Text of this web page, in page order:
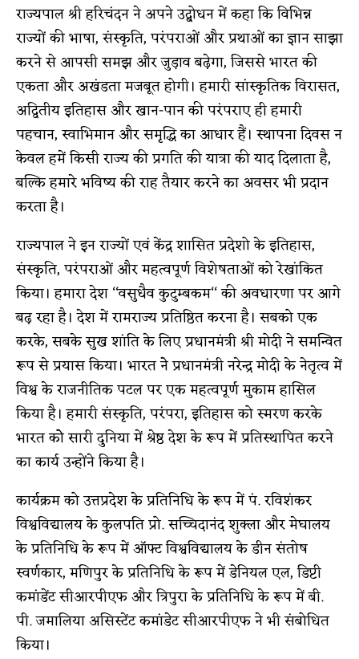
राज्यपाल श्री हरिचंदन ने अपने उद्बोधन में कहा कि विभिन्न
राज्यों की भाषा, संस्कृति, परंपराओं और प्रथाओं का ज्ञान साझा
करने से आपसी समझ और जुड़ाव बढ़ेगा, जिससे भारत की
एकता और अखंडता मजबूत होगी। हमारी सांस्कृतिक विरासत,
अद्वितीय इतिहास और खान-पान की परंपराए ही हमारी
पहचान, स्वाभिमान और समृद्धि का आधार हैं। स्थापना दिवस न
केवल हमें किसी राज्य की प्रगति की यात्रा की याद दिलाता है,
बल्कि हमारे भविष्य की राह तैयार करने का अवसर भी प्रदान
करता है।
राज्यपाल ने इन राज्यों एवं केंद्र शासित प्रदेशो के इतिहास,
संस्कृति, परंपराओं और महत्वपूर्ण विशेषताओं को रेखांकित
किया। हमारा देश ‘‘वसुधैव कुटुम्बकम‘‘ की अवधारणा पर आगे
बढ़ रहा है। देश में रामराज्य प्रतिष्ठित करना है। सबको एक
करके, सबके सुख शांति के लिए प्रधानमंत्री श्री मोदी ने समन्वित
रूप से प्रयास किया। भारत नेे प्रधानमंत्री नरेन्द्र मोदी के नेतृत्व में
विश्व के राजनीतिक पटल पर एक महत्वपूर्ण मुकाम हासिल
किया है। हमारी संस्कृति, परंपरा, इतिहास को स्मरण करके
भारत कोे सारी दुनिया में श्रेष्ठ देश के रूप में प्रतिस्थापित करने
का कार्य उन्होंने किया है।
कार्यक्रम को उत्तप्रदेश के प्रतिनिधि के रूप में पं. रविशंकर
विश्वविद्यालय के कुलपति प्रो. सच्चिदानंद शुक्ला और मेघालय
के प्रतिनिधि के रूप में ऑफ्ट विश्वविद्यालय के डीन संतोष
स्वर्णकार, मणिपुर के प्रतिनिधि के रूप में डेनियल एल, डिप्टी
कमांडेंट सीआरपीएफ और त्रिपुरा के प्रतिनिधि के रूप में बी.
पी. जमालिया असिस्टेंट कमांडेट सीआरपीएफ ने भी संबोधित
किया।